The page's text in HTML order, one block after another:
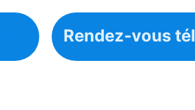
Rendez-vous